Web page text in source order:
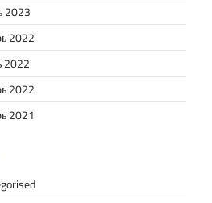
2023
2022
2022
2022
2021